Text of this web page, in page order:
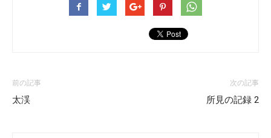
前の記事
太渓
次の記事
所見の記録 2